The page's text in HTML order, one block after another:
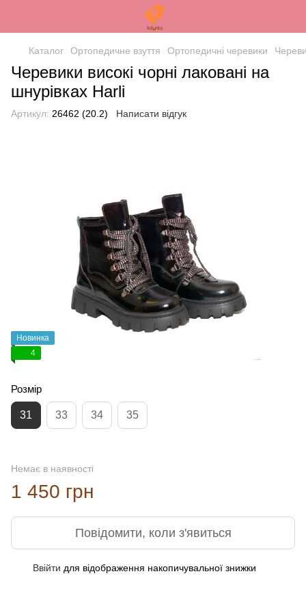
Каталог Ортопедичне взуття Ортопедичні черевики
Черевики високі чорні лаковані на
шнурівках Harli
Артикул: 26462 (20.2) Написати відгук
Новинка
4
Розмір
31 33 34 35
Немає в наявності
1 450 грн
Повідомити, коли з'явиться
Ввійти для відображення накопичувальної знижки